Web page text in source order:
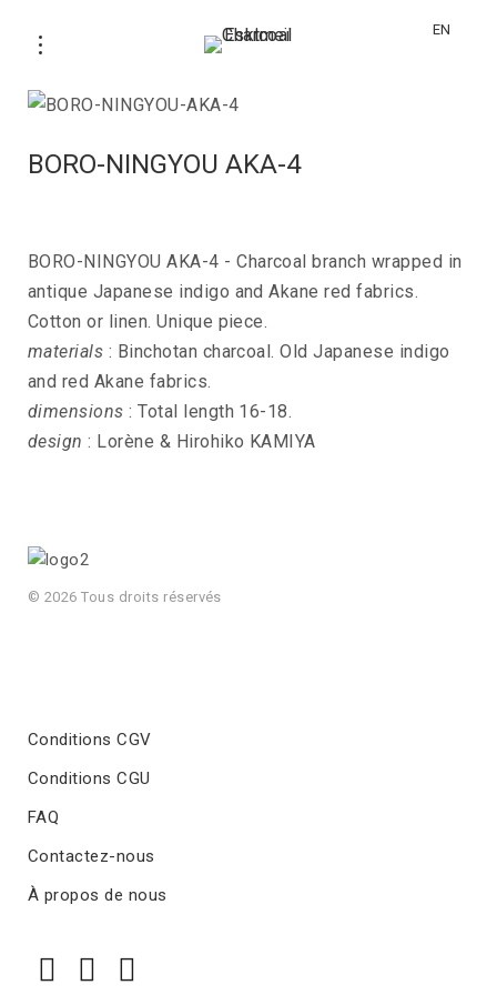
EN
BORO-NINGYOU AKA-4
BORO-NINGYOU AKA-4 - Charcoal branch wrapped in
antique Japanese indigo and Akane red fabrics.
Cotton or linen. Unique piece.
materials : Binchotan charcoal. Old Japanese indigo
and red Akane fabrics.
dimensions : Total length 16-18.
design : Lorène & Hirohiko KAMIYA
© 2026 Tous droits réservés
Conditions CGV
Conditions CGU
FAQ
Contactez-nous
À propos de nous